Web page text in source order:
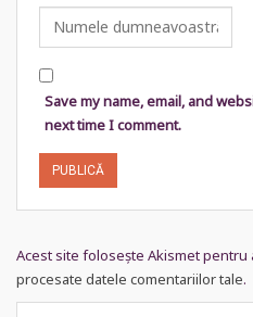
Save my name, email, and
next time I comment.
Acest site folosește Akismet pentru
procesate datele comentariilor tale.